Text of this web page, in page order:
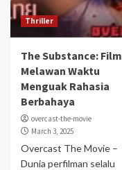
Thriller
The Substance: Film
Melawan Waktu
Menguak Rahasia
Berbahaya
overcast-the-movie
March 3, 2025
Overcast The Movie –
Dunia perfilman selalu